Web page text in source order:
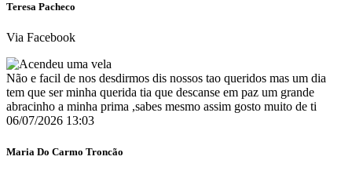
Teresa Pacheco
Via Facebook
Não e facil de nos desdirmos dis nossos tao queridos mas um dia
tem que ser minha querida tia que descanse em paz um grande
abracinho a minha prima ,sabes mesmo assim gosto muito de ti️
06/07/2026 13:03
Maria Do Carmo Troncão